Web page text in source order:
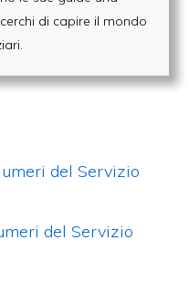
di capire il mondo
del Servizio
del Servizio